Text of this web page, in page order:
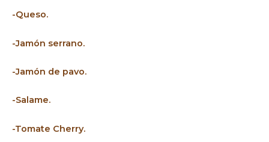
-Queso.
-Jamón serrano.
-Jamón de pavo.
-Salame.
-Tomate Cherry.